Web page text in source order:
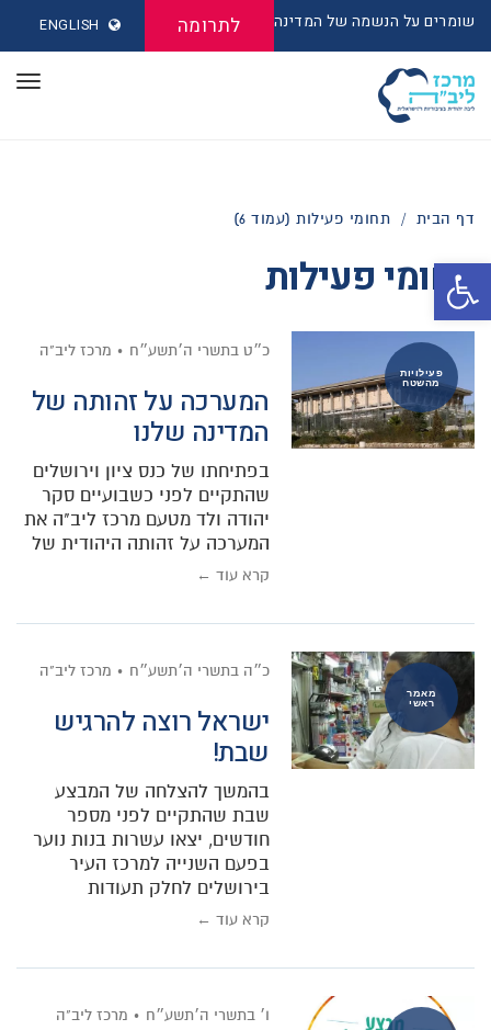
פתח סרגל נגישות
שומרים על הנשמה של המדינה לתרומה ENGLISH
דף הבית / תחומי פעילות (עמוד 6)
תחומי פעילות
פעילויות
מהשטח
כ״ט בתשרי ה׳תשע״ח מרכז ליב"ה
המערכה על זהותה של
המדינה שלנו
בפתיחתו של כנס ציון וירושלים
שהתקיים לפני כשבועיים סקר
יהודה ולד מטעם מרכז ליב"ה את
המערכה על זהותה היהודית של
קרא עוד ←
מאמר
ראשי
כ״ה בתשרי ה׳תשע״ח מרכז ליב"ה
ישראל רוצה להרגיש
שבת!
בהמשך להצלחה של המבצע
שבת שהתקיים לפני מספר
חודשים, יצאו עשרות בנות נוער
בפעם השנייה למרכז העיר
בירושלים לחלק תעודות
קרא עוד ←
ו׳ בתשרי ה׳תשע״ח מרכז ליב"ה